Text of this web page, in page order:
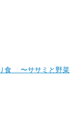
食 〜ササミと野菜